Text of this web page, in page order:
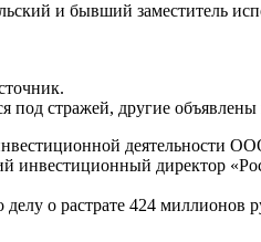
и бывший заместитель
под стражей, другие объявлены
директор
о растрате 424 миллионов